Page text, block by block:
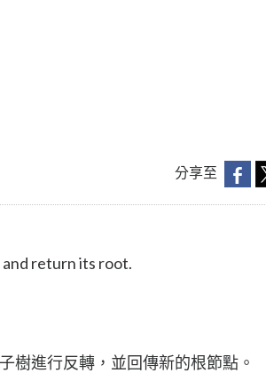
分享至
return its root.
樹進行反轉，並回傳新的根節點。